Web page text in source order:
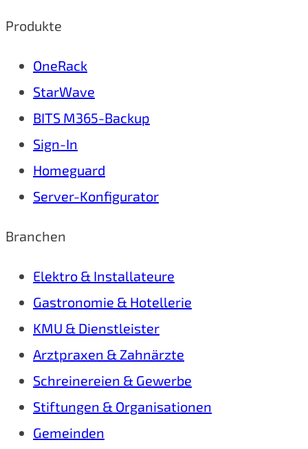
Produkte
OneRack
StarWave
BITS M365-Backup
Sign-In
Homeguard
Server-Konfigurator
Branchen
Elektro & Installateure
Gastronomie & Hotellerie
KMU & Dienstleister
Arztpraxen & Zahnärzte
Schreinereien & Gewerbe
Stiftungen & Organisationen
Gemeinden